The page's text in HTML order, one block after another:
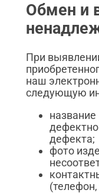
Обмен и
При
наш
следующую
название
дефекта;
фото